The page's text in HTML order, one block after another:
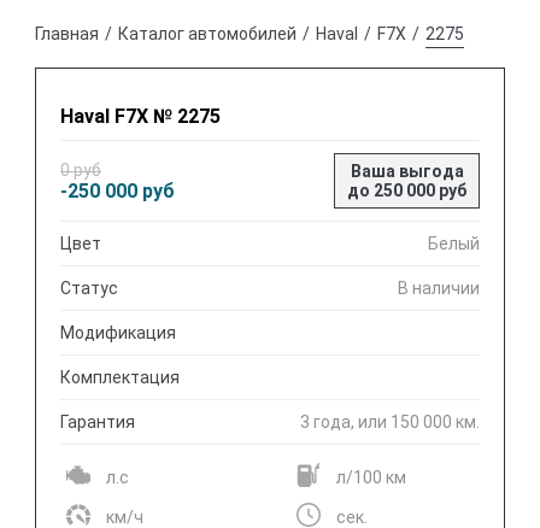
Главная Каталог автомобилей Haval F7X 2275
Haval F7X № 2275
0 руб
-250 000 руб
Ваша выгода
до 250 000 руб
Цвет Белый
Статус В наличии
Модификация
Комплектация
Гарантия 3 года, или 150 000 км.
л.с л/100 км
км/ч сек.